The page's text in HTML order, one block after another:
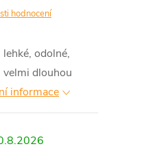
hodnocení
odolné,
dlouhou
informace